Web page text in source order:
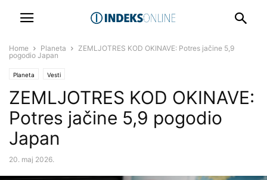
Home Planeta
ZEMLJOTRES KOD OKINAVE: Potres jačine 5,9
pogodio Japan
Planeta Vesti
ZEMLJOTRES KOD OKINAVE:
Potres jačine 5,9 pogodio
Japan
20. maj 2026.